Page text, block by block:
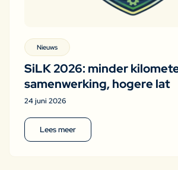
Nieuws
SiLK 2026: minder
samenwerking, hogere lat
24 juni 2026
Lees meer